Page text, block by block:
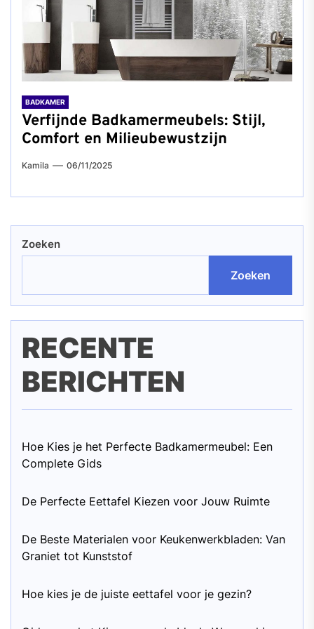
BADKAMER
Verfijnde Badkamermeubels: Stijl,
Comfort en Milieubewustzijn
Kamila 06/11/2025
Zoeken
Zoeken
RECENTE
BERICHTEN
Hoe Kies je het Perfecte Badkamermeubel: Een
Complete Gids
De Perfecte Eettafel Kiezen voor Jouw Ruimte
De Beste Materialen voor Keukenwerkbladen: Van
Graniet tot Kunststof
Hoe kies je de juiste eettafel voor je gezin?